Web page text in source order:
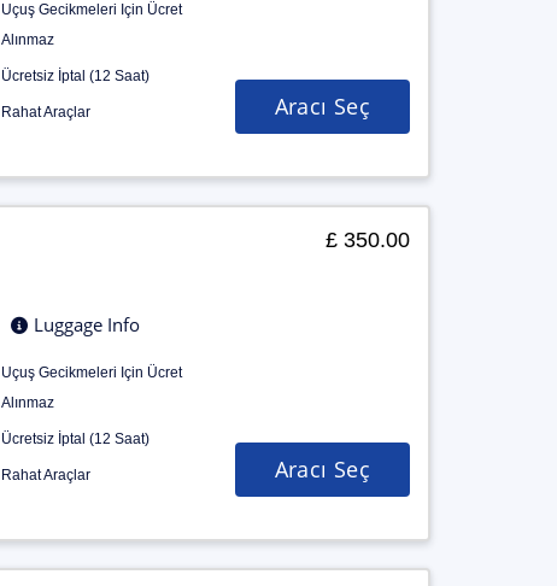
Uçuş Gecikmeleri Için Ücret
Alınmaz
Ücretsiz İptal (12 Saat)
Rahat Araçlar Aracı Seç
Luggage Info
Uçuş Gecikmeleri Için Ücret
Alınmaz
Ücretsiz İptal (12 Saat)
Rahat Araçlar
£ 350.00
Aracı Seç